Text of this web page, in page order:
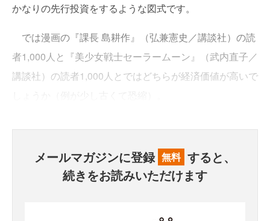
かなりの先行投資をするような図式です。
では漫画の『課長 島耕作』（弘兼憲史／講談社）の読
者1,000人と『美少女戦士セーラームーン』（武内直子／
講談社）の読者1,000人とではどちらが経済価値が高いで
メールマガジンに登録 無料 すると、
続きをお読みいただけます